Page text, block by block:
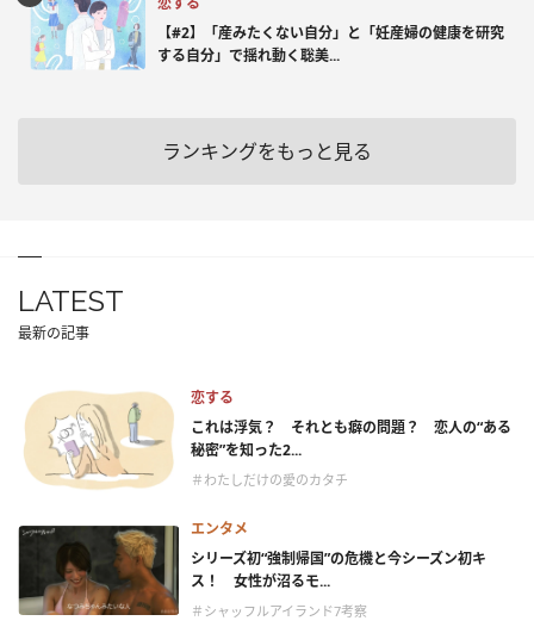
【#2】「産みたくない自分」と「妊産婦の健康を研究
する自分」で揺れ動く聡美...
ランキングをもっと見る
LATEST
最新の記事
恋する
これは浮気？ それとも癖の問題？ 恋人の“ある
秘密”を知った2...
＃わたしだけの愛のカタチ
エンタメ
シリーズ初“強制帰国”の危機と今シーズン初キ
ス！ 女性が沼るモ...
＃シャッフルアイランド7考察